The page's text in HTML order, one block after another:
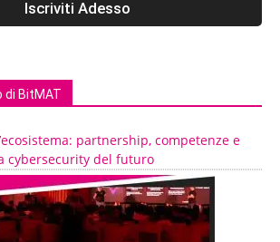
di BitMAT
partnership, competenze e
cybersecurity del futuro